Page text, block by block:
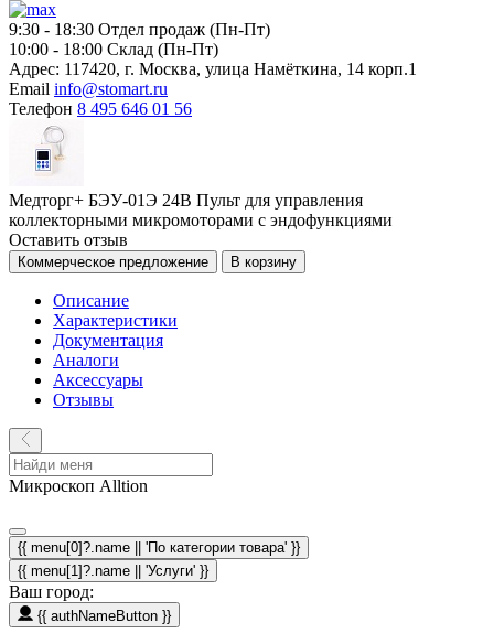
9:30 - 18:30 Отдел продаж (Пн-Пт)
10:00 - 18:00 Склад (Пн-Пт)
Адрес: 117420, г. Москва, улица Намёткина, 14 корп.1
Email info@stomart.ru
Телефон 8 495 646 01 56
Медторг+ БЭУ-01Э 24В Пульт для управления
коллекторными микромоторами с эндофункциями
Оставить отзыв
Коммерческое предложение В корзину
Описание
Характеристики
Документация
Аналоги
Аксессуары
Отзывы
Микроскоп Alltion
{{ menu[0]?.name || 'По категории товара' }}
{{ menu[1]?.name || 'Услуги' }}
Ваш город:
{{ authNameButton }}